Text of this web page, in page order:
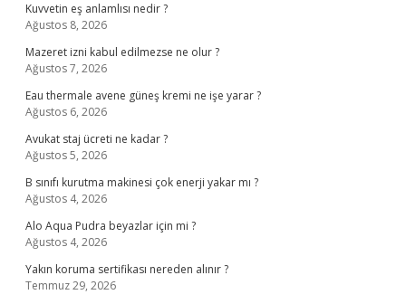
Kuvvetin eş anlamlısı nedir ?
Ağustos 8, 2026
Mazeret izni kabul edilmezse ne olur ?
Ağustos 7, 2026
Eau thermale avene güneş kremi ne işe yarar ?
Ağustos 6, 2026
Avukat staj ücreti ne kadar ?
Ağustos 5, 2026
B sınıfı kurutma makinesi çok enerji yakar mı ?
Ağustos 4, 2026
Alo Aqua Pudra beyazlar için mi ?
Ağustos 4, 2026
Yakın koruma sertifikası nereden alınır ?
Temmuz 29, 2026